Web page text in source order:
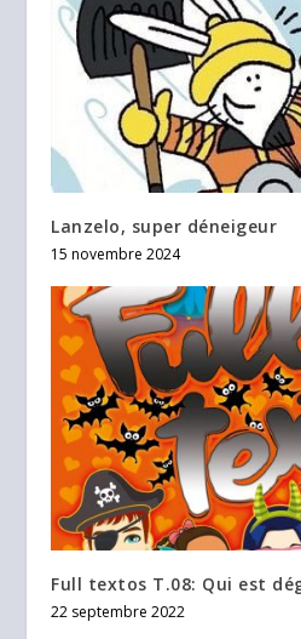
Lanzelo, super déneigeur
15 novembre 2024
Full textos T.08: Qui est
22 septembre 2022